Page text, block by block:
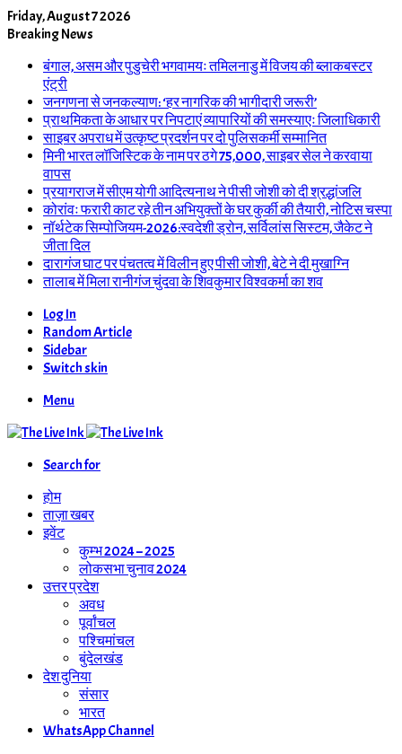
Friday, August 7 2026
Breaking News
बंगाल, असम और पुडुचेरी भगवामयः तमिलनाडु में विजय की ब्लाकबस्टर
एंट्री
जनगणना से जनकल्याण: ‘हर नागरिक की भागीदारी जरूरी’
प्राथमिकता के आधार पर निपटाएं व्यापारियों की समस्याएः जिलाधिकारी
साइबर अपराध में उत्कृष्ट प्रदर्शन पर दो पुलिसकर्मी सम्मानित
मिनी भारत लॉजिस्टिक के नाम पर ठगे 75,000, साइबर सेल ने करवाया
वापस
प्रयागराज में सीएम योगी आदित्यनाथ ने पीसी जोशी को दी श्रद्धांजलि
कोरांवः फरारी काट रहे तीन अभियुक्तों के घर कुर्की की तैयारी, नोटिस चस्पा
नॉर्थटेक सिम्पोजियम-2026:स्वदेशी ड्रोन, सर्विलांस सिस्टम, जैकेट ने
जीता दिल
दारागंज घाट पर पंचतत्व में विलीन हुए पीसी जोशी, बेटे ने दी मुखाग्नि
तालाब में मिला रानीगंज चुंदवा के शिवकुमार विश्वकर्मा का शव
Log In
Random Article
Sidebar
Switch skin
Menu
Search for
होम
ताज़ा खबर
इवेंट
कुम्भ 2024 – 2025
लोकसभा चुनाव 2024
उत्तर प्रदेश
अवध
पूर्वांचल
पश्चिमांचल
बुंदेलखंड
देश दुनिया
संसार
भारत
WhatsApp Channel